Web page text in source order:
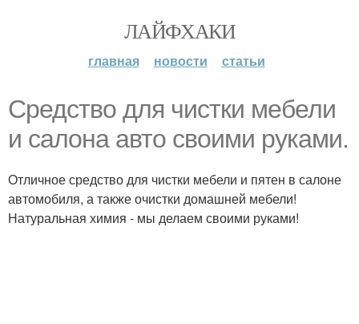
ЛАЙФХАКИ
главная новости статьи
Средство для чистки мебели
и салона авто своими руками.
Отличное средство для чистки мебели и пятен в салоне
автомобиля, а также очистки домашней мебели!
Натуральная химия - мы делаем своими руками!